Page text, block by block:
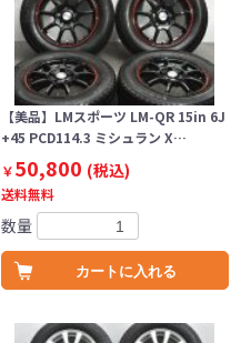
【美品】LMスポーツ LM-QR 15in 6J
+45 PCD114.3 ミシュラン X…
￥50,800 (税込)
送料無料
数量
カートに入れる